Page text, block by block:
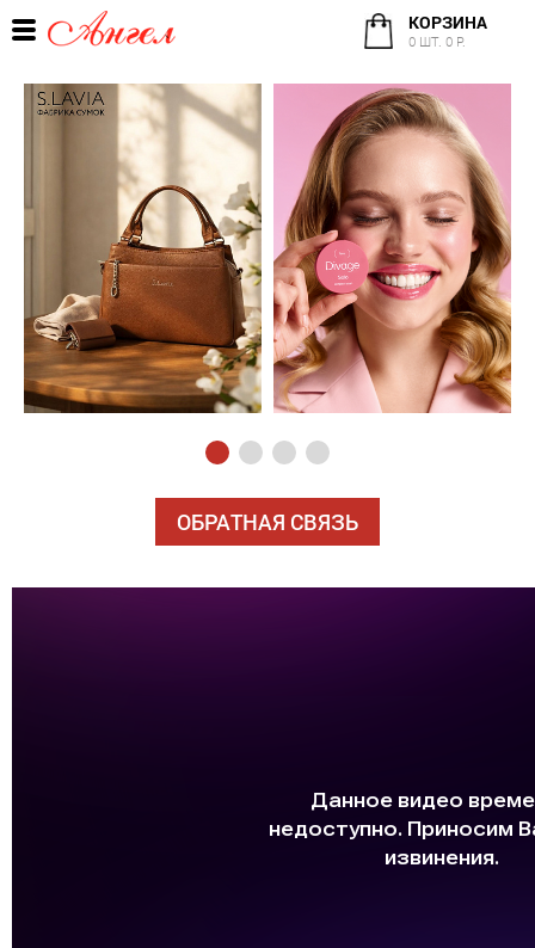
КОРЗИНА
0 ШТ. 0 Р.
ОБРАТНАЯ СВЯЗЬ